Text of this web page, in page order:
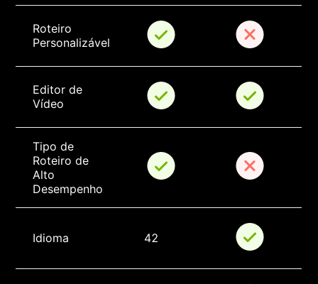
Roteiro
Personalizável
Editor de
Vídeo
Tipo de
Roteiro de
Alto
Desempenho
Idioma 42